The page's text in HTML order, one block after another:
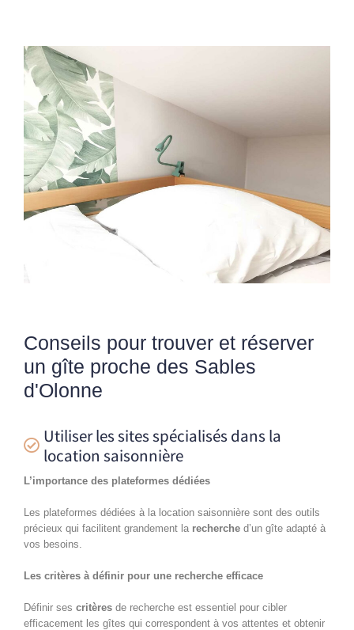
Conseils pour trouver et réserver
un gîte proche des Sables
d'Olonne
Utiliser les sites spécialisés dans la
location saisonnière
L’importance des plateformes dédiées
Les plateformes dédiées à la location saisonnière sont des outils
précieux qui facilitent grandement la recherche d’un gîte adapté à
vos besoins.
Les critères à définir pour une recherche efficace
Définir ses critères de recherche est essentiel pour cibler
efficacement les gîtes qui correspondent à vos attentes et obtenir